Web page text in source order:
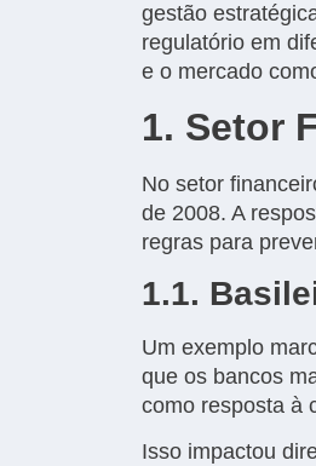
gestão
regulatório em
e o mercado
1. Setor
No setor
de 2008. A
regras para
1.1.
Um exemplo
que os bancos
como resposta à
Isso impactou